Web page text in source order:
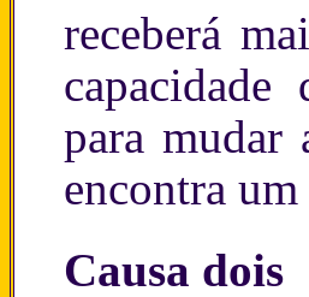
receberá
para
encontra
Causa dois